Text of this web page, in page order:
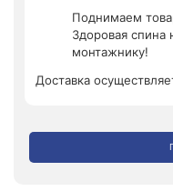
Поднимаем
Здоровая
монтажнику!
Доставка